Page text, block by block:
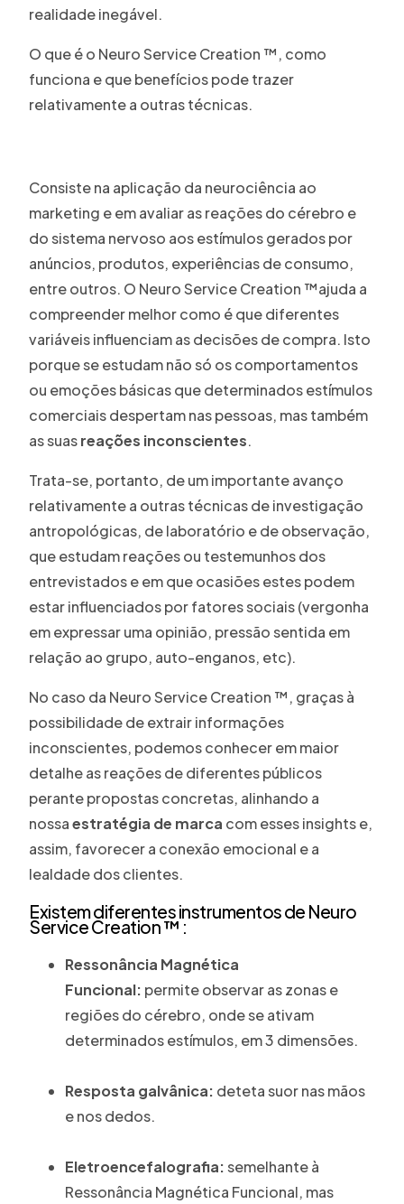
realidade inegável.
O que é o Neuro Service Creation ™, como
funciona e que benefícios pode trazer
relativamente a outras técnicas.
Consiste na aplicação da neurociência ao
marketing e em avaliar as reações do cérebro e
do sistema nervoso aos estímulos gerados por
anúncios, produtos, experiências de consumo,
entre outros. O Neuro Service Creation ™ajuda a
compreender melhor como é que diferentes
variáveis influenciam as decisões de compra. Isto
porque se estudam não só os comportamentos
ou emoções básicas que determinados estímulos
comerciais despertam nas pessoas, mas também
as suasreações inconscientes.
Trata-se, portanto, de um importante avanço
relativamente a outras técnicas de investigação
antropológicas, de laboratório e de observação,
que estudam reações ou testemunhos dos
entrevistados e em que ocasiões estes podem
estar influenciados por fatores sociais (vergonha
em expressar uma opinião, pressão sentida em
relação ao grupo, auto-enganos, etc).
No caso da Neuro Service Creation ™, graças à
possibilidade de extrair informações
inconscientes, podemos conhecer em maior
detalhe as reações de diferentes públicos
perante propostas concretas, alinhando a
nossaestratégia de marca com esses insights e,
assim, favorecer a conexão emocional e a
lealdade dos clientes.
Existem diferentes instrumentos de Neuro
Service Creation ™ :
Ressonância Magnética
Funcional: permite observar as zonas e
regiões do cérebro, onde se ativam
determinados estímulos, em 3 dimensões.
Resposta galvânica: deteta suor nas mãos
e nos dedos.
Eletroencefalografia:semelhante à
Ressonância Magnética Funcional, mas